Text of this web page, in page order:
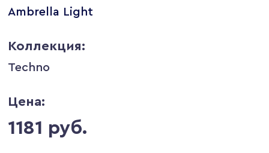
Ambrella Light
Коллекция:
Techno
Цена:
1181 руб.